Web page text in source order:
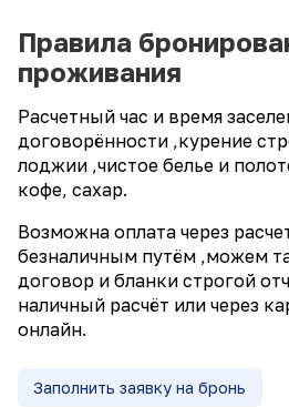
Правила
проживания
Расчетный час и время
договорённости ,курение
лоджии ,чистое белье и
кофе, сахар.
Возможна оплата через
безналичным путём ,можем
договор и бланки строгой
наличный расчёт или через
онлайн.
Заполнить заявку на бронь